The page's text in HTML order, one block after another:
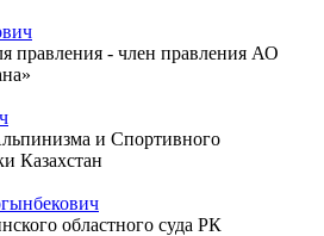
правления - член правления АО
и Спортивного
Казахстан
областного суда РК